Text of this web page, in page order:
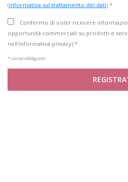
(informativa sul trattamento dei dati) *
Confermo di voler ricevere
opportunità commerciali su prodotti e
nell'informativa privacy) *
* campi obbligatori